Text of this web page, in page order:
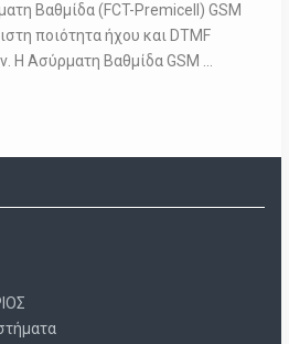
Βαθμίδα (FCT-Premicell) GSM
ποιότητα ήχου και DTMF
Η Ασύρματη Βαθμίδα GSM …